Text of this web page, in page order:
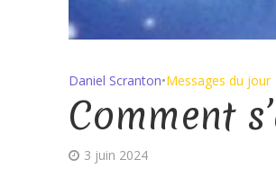
Daniel Scranton•Messages du jour
Comment
3 juin 2024